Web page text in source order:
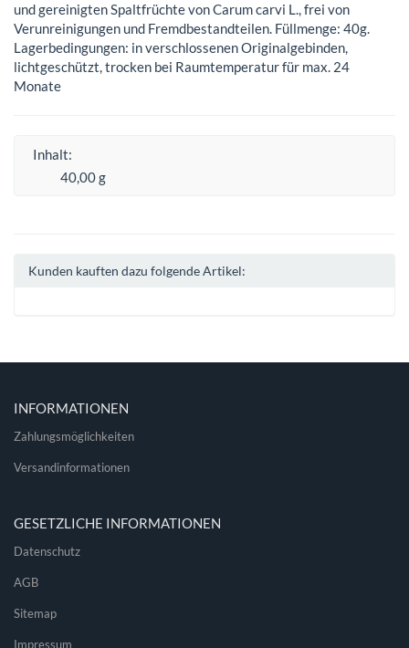
und gereinigten Spaltfrüchte von Carum carvi L., frei von
Verunreinigungen und Fremdbestandteilen. Füllmenge: 40g.
Lagerbedingungen: in verschlossenen Originalgebinden,
lichtgeschützt, trocken bei Raumtemperatur für max. 24
Monate
Inhalt:
40,00 g
Kunden kauften dazu folgende Artikel:
INFORMATIONEN
Zahlungsmöglichkeiten
Versandinformationen
GESETZLICHE INFORMATIONEN
Datenschutz
AGB
Sitemap
Impressum